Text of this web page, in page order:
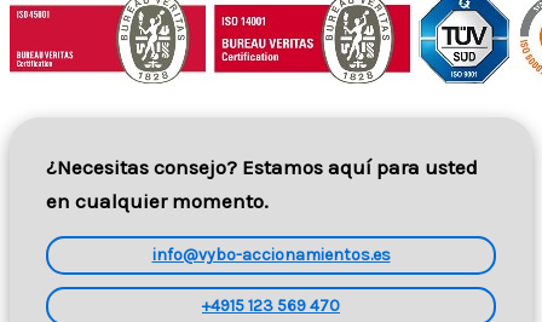
¿Necesitas consejo? Estamos aquí para usted
en cualquier momento.
info@vybo-accionamientos.es
+4915 123 569 470